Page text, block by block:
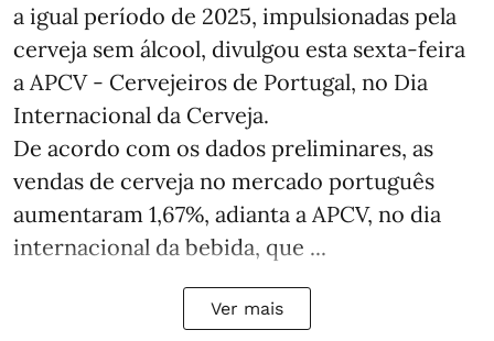
a igual período de 2025, impulsionadas pela
cerveja sem álcool, divulgou esta sexta-feira
a APCV - Cervejeiros de Portugal, no Dia
Internacional da Cerveja.
De acordo com os dados preliminares, as
vendas de cerveja no mercado português
aumentaram 1,67%, adianta a APCV, no dia
internacional da bebida, que ...
Ver mais